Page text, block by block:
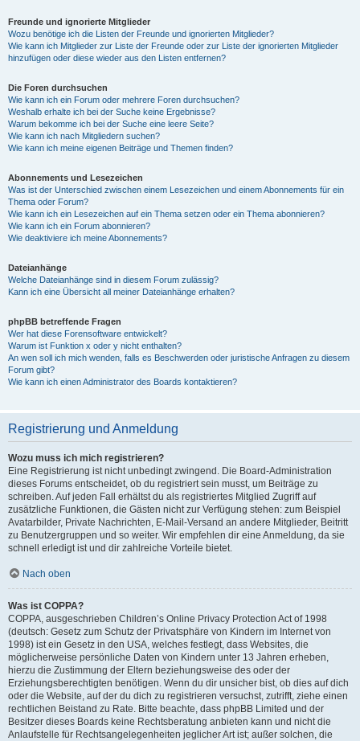
Freunde und ignorierte Mitglieder
Wozu benötige ich die Listen der Freunde und ignorierten Mitglieder?
Wie kann ich Mitglieder zur Liste der Freunde oder zur Liste der ignorierten Mitglieder
hinzufügen oder diese wieder aus den Listen entfernen?
Die Foren durchsuchen
Wie kann ich ein Forum oder mehrere Foren durchsuchen?
Weshalb erhalte ich bei der Suche keine Ergebnisse?
Warum bekomme ich bei der Suche eine leere Seite?
Wie kann ich nach Mitgliedern suchen?
Wie kann ich meine eigenen Beiträge und Themen finden?
Abonnements und Lesezeichen
Was ist der Unterschied zwischen einem Lesezeichen und einem Abonnements für ein
Thema oder Forum?
Wie kann ich ein Lesezeichen auf ein Thema setzen oder ein Thema abonnieren?
Wie kann ich ein Forum abonnieren?
Wie deaktiviere ich meine Abonnements?
Dateianhänge
Welche Dateianhänge sind in diesem Forum zulässig?
Kann ich eine Übersicht all meiner Dateianhänge erhalten?
phpBB betreffende Fragen
Wer hat diese Forensoftware entwickelt?
Warum ist Funktion x oder y nicht enthalten?
An wen soll ich mich wenden, falls es Beschwerden oder juristische Anfragen zu diesem
Forum gibt?
Wie kann ich einen Administrator des Boards kontaktieren?
Registrierung und Anmeldung
Wozu muss ich mich registrieren?
Eine Registrierung ist nicht unbedingt zwingend. Die Board-Administration
dieses Forums entscheidet, ob du registriert sein musst, um Beiträge zu
schreiben. Auf jeden Fall erhältst du als registriertes Mitglied Zugriff auf
zusätzliche Funktionen, die Gästen nicht zur Verfügung stehen: zum Beispiel
Avatarbilder, Private Nachrichten, E-Mail-Versand an andere Mitglieder, Beitritt
zu Benutzergruppen und so weiter. Wir empfehlen dir eine Anmeldung, da sie
schnell erledigt ist und dir zahlreiche Vorteile bietet.
Nach oben
Was ist COPPA?
COPPA, ausgeschrieben Children’s Online Privacy Protection Act of 1998
(deutsch: Gesetz zum Schutz der Privatsphäre von Kindern im Internet von
1998) ist ein Gesetz in den USA, welches festlegt, dass Websites, die
möglicherweise persönliche Daten von Kindern unter 13 Jahren erheben,
hierzu die Zustimmung der Eltern beziehungsweise des oder der
Erziehungsberechtigten benötigen. Wenn du dir unsicher bist, ob dies auf dich
oder die Website, auf der du dich zu registrieren versuchst, zutrifft, ziehe einen
rechtlichen Beistand zu Rate. Bitte beachte, dass phpBB Limited und der
Besitzer dieses Boards keine Rechtsberatung anbieten kann und nicht die
Anlaufstelle für Rechtsangelegenheiten jeglicher Art ist; außer solchen, die